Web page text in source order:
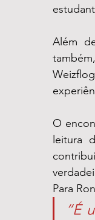
Além
também,
O
leitura
Para
“É